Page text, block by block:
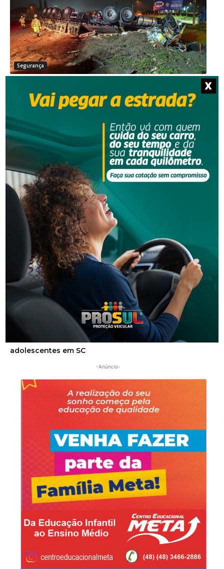
Segurança
caminhões deixa um motorista morto
Segurança
Corpo de homem é encontrado em rio
Golpes por WhatsApp levam à apreensão de dois
adolescentes em SC
-Anúncio-
X